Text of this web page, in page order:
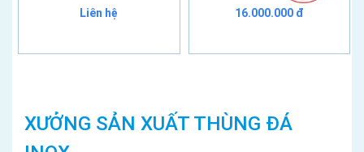
Liên hệ 16.000.000 đ
XƯỞNG SẢN XUẤT THÙNG ĐÁ